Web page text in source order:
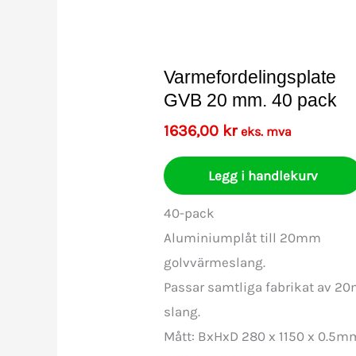
Varmefordelingsplate
GVB 20 mm. 40 pack
1636,00 kr eks. mva
Legg i handlekurv
40-pack
Aluminiumplåt till 20mm
golvvärmeslang.
Passar samtliga fabrikat av
slang.
Mått: BxHxD 280 x 1150 x